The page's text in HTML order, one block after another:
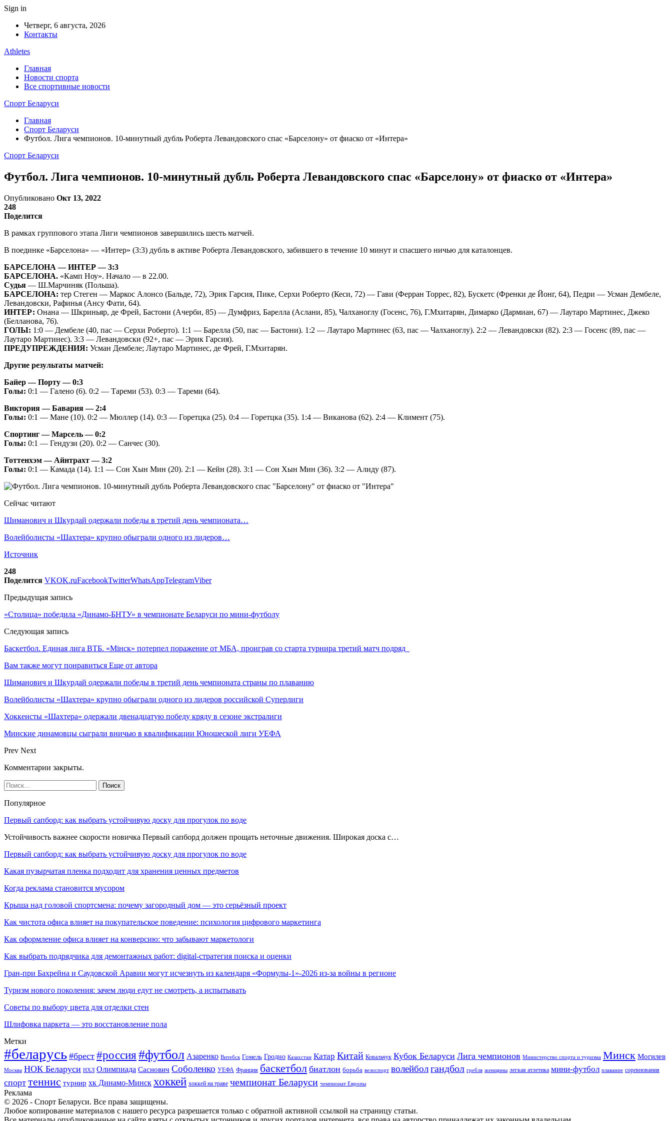
Sign in
Четверг, 6 августа, 2026
Контакты
Athletes
Главная
Новости спорта
Все спортивные новости
Спорт Беларуси
Главная
Спорт Беларуси
Футбол. Лига чемпионов. 10-минутный дубль Роберта Левандовского спас «Барселону» от фиаско от «Интера»
Спорт Беларуси
Футбол. Лига чемпионов. 10-минутный дубль Роберта Левандовского спас «Барселону» от фиаско от «Интера»
Опубликовано Окт 13, 2022
248
Поделится
В рамках группового этапа Лиги чемпионов завершились шесть матчей.
В поединке «Барселона» — «Интер» (3:3) дубль в активе Роберта Левандовского, забившего в течение 10 минут и спасшего ничью для каталонцев.
БАРСЕЛОНА — ИНТЕР — 3:3
БАРСЕЛОНА. «Камп Ноу». Начало — в 22.00.
Судья — Ш.Марчиняк (Польша).
БАРСЕЛОНА: тер Стеген — Маркос Алонсо (Бальде, 72), Эрик Гарсия, Пике, Серхи Роберто (Кеси, 72) — Гави (Ферран Торрес, 82), Бускетс (Френки де Йонг, 64), Педри — Усман Дембеле,
Левандовски, Рафинья (Ансу Фати, 64).
ИНТЕР: Онана — Шкриньяр, де Фрей, Бастони (Ачерби, 85) — Думфриз, Барелла (Аслани, 85), Чалханоглу (Госенс, 76), Г.Мхитарян, Димарко (Дармиан, 67) — Лаутаро Мартинес, Джеко
(Белланова, 76).
ГОЛЫ: 1:0 — Дембеле (40, пас — Серхи Роберто). 1:1 — Барелла (50, пас — Бастони). 1:2 — Лаутаро Мартинес (63, пас — Чалханоглу). 2:2 — Левандовски (82). 2:3 — Госенс (89, пас —
Лаутаро Мартинес). 3:3 — Левандовски (92+, пас — Эрик Гарсия).
ПРЕДУПРЕЖДЕНИЯ: Усман Дембеле; Лаутаро Мартинес, де Фрей, Г.Мхитарян.
Другие результаты матчей:
Байер — Порту — 0:3
Голы: 0:1 — Галено (6). 0:2 — Тареми (53). 0:3 — Тареми (64).
Виктория — Бавария — 2:4
Голы: 0:1 — Мане (10). 0:2 — Мюллер (14). 0:3 — Горетцка (25). 0:4 — Горетцка (35). 1:4 — Виканова (62). 2:4 — Климент (75).
Спортинг — Марсель — 0:2
Голы: 0:1 — Гендузи (20). 0:2 — Санчес (30).
Тоттенхэм — Айнтрахт — 3:2
Голы: 0:1 — Камада (14). 1:1 — Сон Хын Мин (20). 2:1 — Кейн (28). 3:1 — Сон Хын Мин (36). 3:2 — Алиду (87).
Сейчас читают
Шиманович и Шкурдай одержали победы в третий день чемпионата…
Волейболисты «Шахтера» крупно обыграли одного из лидеров…
Источник
248
Поделится VKOK.ruFacebookTwitterWhatsAppTelegramViber
Предыдущая запись
«Столица» победила «Динамо-БНТУ» в чемпионате Беларуси по мини-футболу
Следующая запись
Баскетбол. Единая лига ВТБ. «Мінск» потерпел поражение от МБА, проиграв со старта турнира третий матч подряд
Вам также могут понравиться Еще от автора
Шиманович и Шкурдай одержали победы в третий день чемпионата страны по плаванию
Волейболисты «Шахтера» крупно обыграли одного из лидеров российской Суперлиги
Хоккеисты «Шахтера» одержали двенадцатую победу кряду в сезоне экстралиги
Минские динамовцы сыграли вничью в квалификации Юношеской лиги УЕФА
Prev Next
Комментарии закрыты.
Популярное
Первый сапборд: как выбрать устойчивую доску для прогулок по воде
Устойчивость важнее скорости новичка Первый сапборд должен прощать неточные движения. Широкая доска с…
Первый сапборд: как выбрать устойчивую доску для прогулок по воде
Какая пузырчатая пленка подходит для хранения ценных предметов
Когда реклама становится мусором
Крыша над головой спортсмена: почему загородный дом — это серьёзный проект
Как чистота офиса влияет на покупательское поведение: психология цифрового маркетинга
Как оформление офиса влияет на конверсию: что забывают маркетологи
Как выбрать подрядчика для демонтажных работ: digital-стратегия поиска и оценки
Гран-при Бахрейна и Саудовской Аравии могут исчезнуть из календаря «Формулы-1»-2026 из-за войны в регионе
Туризм нового поколения: зачем люди едут не смотреть, а испытывать
Советы по выбору цвета для отделки стен
Шлифовка паркета — это восстановление пола
Метки
#беларусь #брест #россия#футбол Азаренко Витебск Гомель Гродно Казахстан Катар Китай Ковальчук Кубок Беларуси Лига чемпионов Министерство спорта и туризма Минск Могилев
Москва НОК Беларуси НХЛ Олимпиада Саснович Соболенко УЕФА Франция баскетбол биатлон борьба велоспорт волейболгандбол гребля женщины легкая атлетика мини-футбол плавание соревнования
спорт теннис турнир хк Динамо-Минск хоккей хоккей на траве чемпионат Беларуси чемпионат Европы
Реклама
© 2026 - Спорт Беларуси. Все права защищены.
Любое копирование материалов с нашего ресурса разрешается только с обратной активной ссылкой на страницу статьи.